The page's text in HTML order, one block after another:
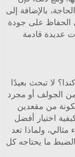
بالإضافة إلى
الحفاظ على جودة
عديدة قادمة
لا تبحث بعيدًا
الجولف أو مجرد
من مقعدين
اختيار أفضل
ولماذا تعد
ما يحتاجه كل